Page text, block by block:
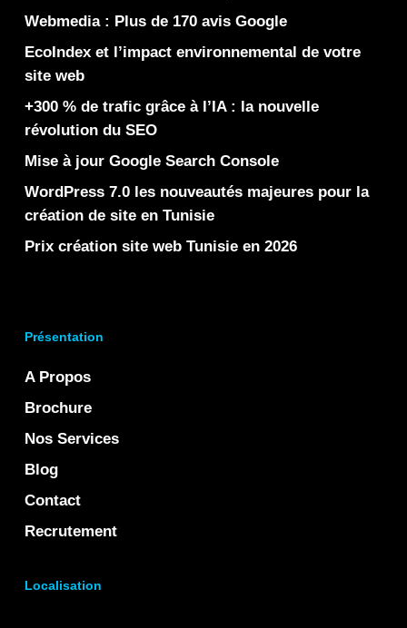
Webmedia : Plus de 170 avis Google
EcoIndex et l’impact environnemental de votre
site web
+300 % de trafic grâce à l’IA : la nouvelle
révolution du SEO
Mise à jour Google Search Console
WordPress 7.0 les nouveautés majeures pour la
création de site en Tunisie
Prix création site web Tunisie en 2026
Présentation
A Propos
Brochure
Nos Services
Blog
Contact
Recrutement
Localisation